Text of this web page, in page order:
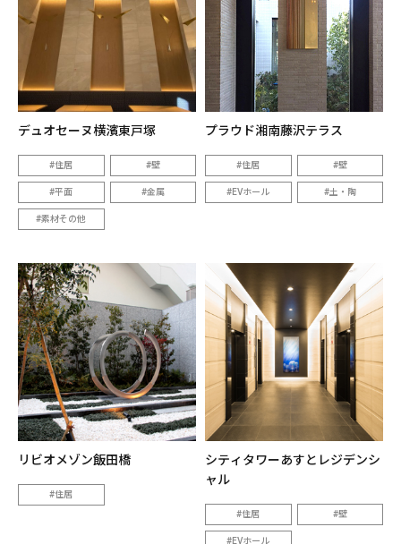
デュオセーヌ横濱東戸塚
住居 壁
平面 金属
素材その他
プラウド湘南藤沢テラス
住居 壁
EVホール 土・陶
リビオメゾン飯田橋
住居
シティタワーあすとレジデンシ
ャル
住居 壁
EVホール